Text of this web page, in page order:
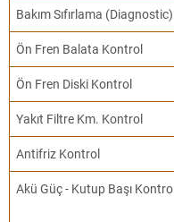
Bakım Sıfırlama (Diagnostic)
Ön Fren Balata Kontrol
Ön Fren Diski Kontrol
Yakıt Filtre Km. Kontrol
Antifriz Kontrol
Akü Güç - Kutup Başı Kontrol